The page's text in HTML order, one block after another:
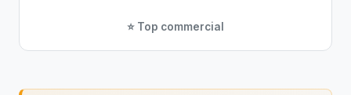
⭐ Top commercial